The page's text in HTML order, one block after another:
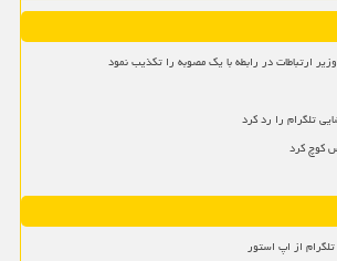
ارتباطات در رابطه با یک مصوبه را تکذیب نمود
تلگرام را رد کرد
کوچ کرد
از اپ استور